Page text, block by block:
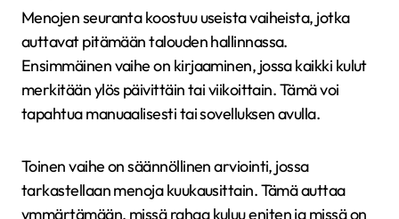
Menojen seuranta koostuu useista vaiheista, jotka
auttavat pitämään talouden hallinnassa.
Ensimmäinen vaihe on kirjaaminen, jossa kaikki kulut
merkitään ylös päivittäin tai viikoittain. Tämä voi
tapahtua manuaalisesti tai sovelluksen avulla.
Toinen vaihe on säännöllinen arviointi, jossa
tarkastellaan menoja kuukausittain. Tämä auttaa
ymmärtämään, missä rahaa kuluu eniten ja missä on